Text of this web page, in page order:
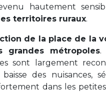
hautement
territoires ruraux.
de la place de la
grandes métropoles.
sont largement
des nuisances,
dans les petites